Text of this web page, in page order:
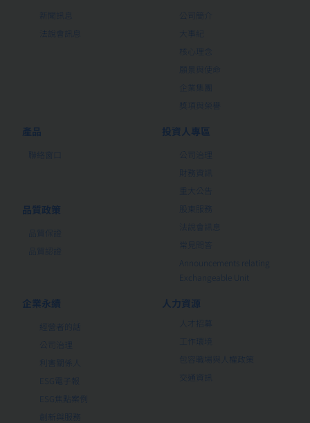
新聞訊息
法說會訊息
公司簡介
大事紀
核心理念
願景與使命
企業集團
獎項與榮譽
產品
聯絡窗口
品質政策
品質保證
品質認證
投資人專區
公司治理
財務資訊
重大公告
股東服務
法說會訊息
常見問答
Announcements relating
Exchangeable Unit
企業永續
經營者的話
公司治理
利害關係人
ESG電子報
ESG焦點案例
創新與服務
人力資源
人才招募
工作環境
包容職場與人權政策
交通資訊